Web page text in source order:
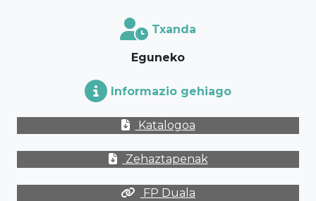
Txanda
Eguneko
Informazio gehiago
Katalogoa
Zehaztapenak
FP Duala